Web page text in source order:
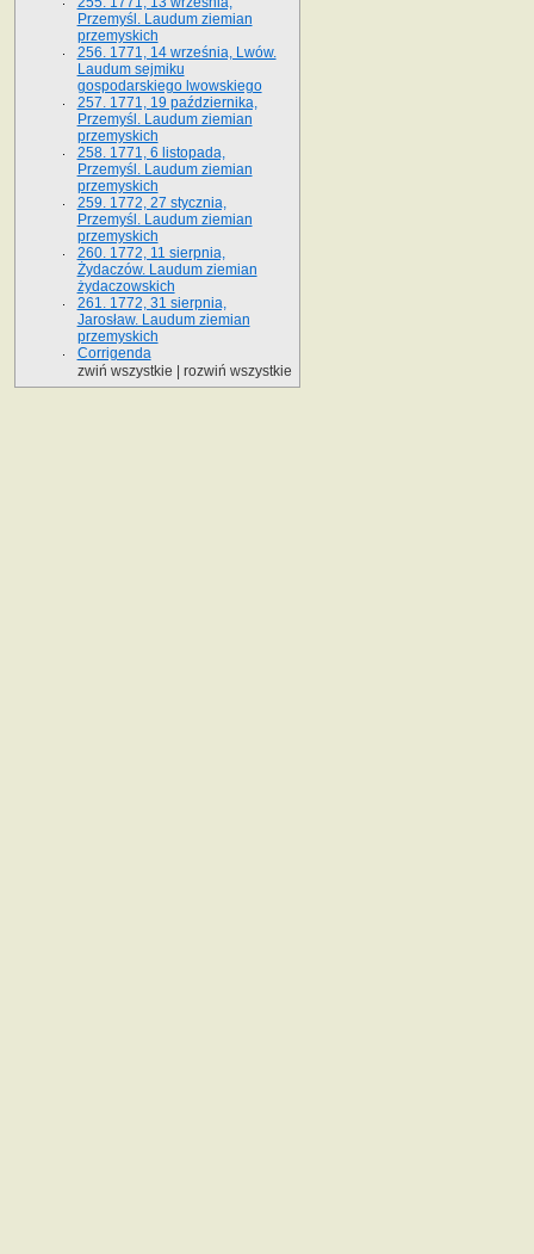
Przemyśl. Laudum ziemian
przemyskich
256. 1771, 14 września, Lwów.
Laudum sejmiku
gospodarskiego lwowskiego
257. 1771, 19 października,
Przemyśl. Laudum ziemian
przemyskich
258. 1771, 6 listopada,
Przemyśl. Laudum ziemian
przemyskich
259. 1772, 27 stycznia,
Przemyśl. Laudum ziemian
przemyskich
260. 1772, 11 sierpnia,
Żydaczów. Laudum ziemian
żydaczowskich
261. 1772, 31 sierpnia,
Jarosław. Laudum ziemian
przemyskich
Corrigenda
zwiń wszystkie
rozwiń wszystkie